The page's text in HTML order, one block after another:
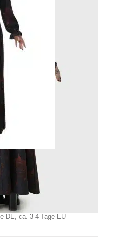
Nightmare
DE, ca. 3-4 Tage EU